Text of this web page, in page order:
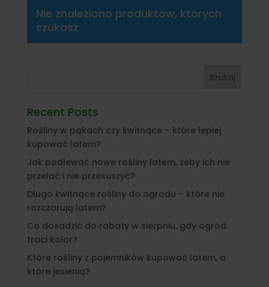
Nie znaleziono produktów, których
szukasz.
Szukaj
Recent Posts
Rośliny w pąkach czy kwitnące – które lepiej
kupować latem?
Jak podlewać nowe rośliny latem, żeby ich nie
przelać i nie przesuszyć?
Długo kwitnące rośliny do ogrodu – które nie
rozczarują latem?
Co dosadzić do rabaty w sierpniu, gdy ogród
traci kolor?
Które rośliny z pojemników kupować latem, a
które jesienią?